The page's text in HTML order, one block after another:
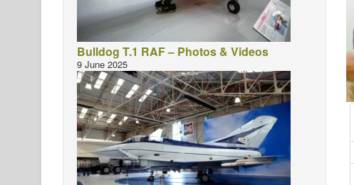
Bulldog T.1 RAF – Photos & Videos
9 June 2025